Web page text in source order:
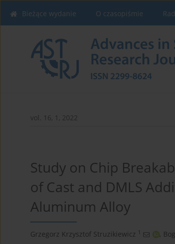
Bieżące wydanie O czasopiśmie
vol. 16, 1, 2022
Study on Chip
of Cast and DMLS
Aluminum Alloy
Grzegorz Krzysztof Struzikiewicz 1 ,